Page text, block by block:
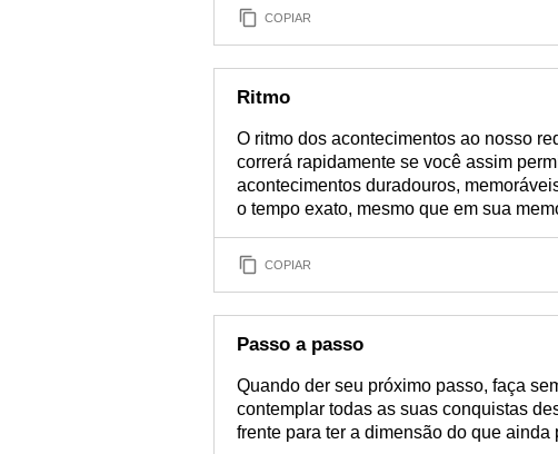
COPIAR
Ritmo
O ritmo dos acontecimentos ao nosso
correrá rapidamente se você assim
acontecimentos duradouros,
o tempo exato, mesmo que em sua
COPIAR
Passo a passo
Quando der seu próximo passo, faça
contemplar todas as suas conquistas
frente para ter a dimensão do que ainda